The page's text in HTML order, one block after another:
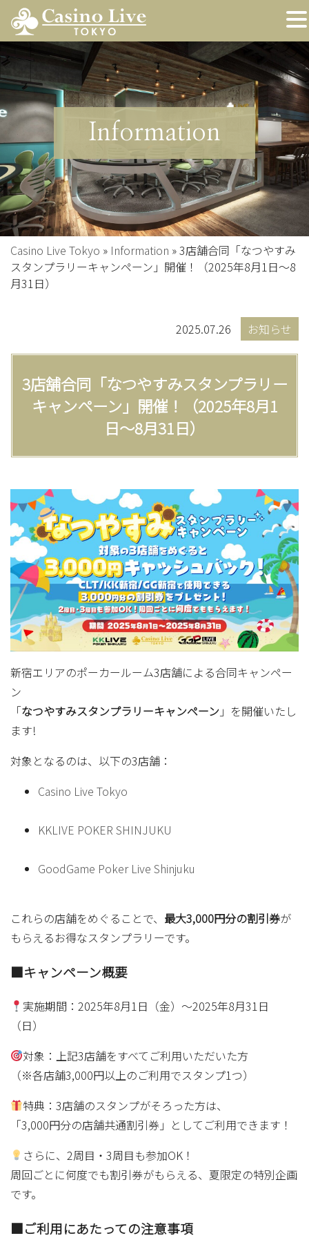
Information
Casino Live Tokyo » Information »3店舗合同「なつやすみ
スタンプラリーキャンペーン」開催！（2025年8月1日〜8
月31日）
2025.07.26 お知らせ
3店舗合同「なつやすみスタンプラリー
キャンペーン」開催！（2025年8月1
日〜8月31日）
新宿エリアのポーカールーム3店舗による合同キャンペー
ン
「なつやすみスタンプラリーキャンペーン 」を開催いたし
ます!
対象となるのは、以下の3店舗：
Casino Live Tokyo
KKLIVE POKER SHINJUKU
GoodGame Poker Live Shinjuku
これらの店舗をめぐることで、 最大3,000円分の割引券が
もらえるお得なスタンプラリーです。
■キャンペーン概要
実施期間：2025年8月1日（金）〜2025年8月31日
（日）
対象：上記3店舗をすべてご利用いただいた方
（※各店舗3,000円以上のご利用でスタンプ1つ）
特典：3店舗のスタンプがそろった方は、
「3,000円分の店舗共通割引券」としてご利用できます！
さらに、2周目・3周目も参加OK！
周回ごとに何度でも割引券がもらえる、夏限定の特別企画
です。
■ご利用にあたっての注意事項